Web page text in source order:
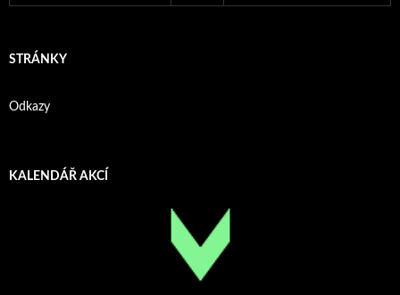
STRÁNKY
Odkazy
KALENDÁŘ AKCÍ